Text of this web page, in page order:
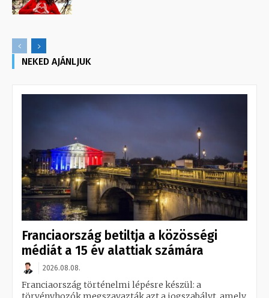
NEKED AJÁNLJUK
Franciaország betiltja a közösségi
médiát a 15 év alattiak számára
2026.08.08.
Franciaország történelmi lépésre készül: a